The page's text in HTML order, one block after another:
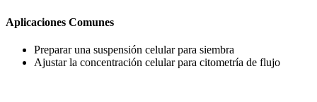
Aplicaciones Comunes
Preparar una suspensión celular para siembra
Ajustar la concentración celular para citometría de flujo